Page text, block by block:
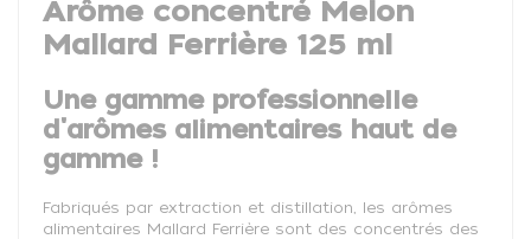
Arôme concentré Melon
Mallard Ferrière 125 ml
Une gamme professionnelle
d'arômes alimentaires haut de
gamme !
Fabriqués par extraction et distillation, les arômes
alimentaires Mallard Ferrière sont des concentrés des